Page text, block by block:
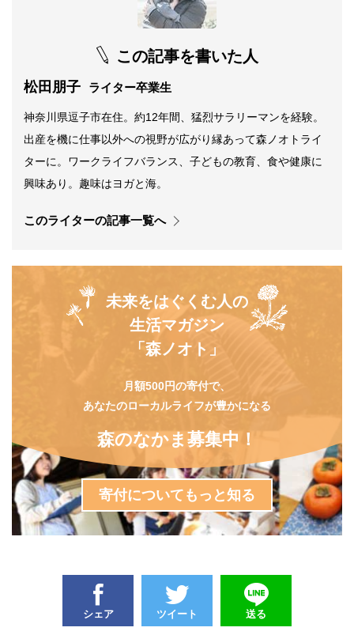
この記事を書いた人
松田朋子 ライター卒業生
神奈川県逗子市在住。約12年間、猛烈サラリーマンを経験。
出産を機に仕事以外への視野が広がり縁あって森ノオトライ
ターに。ワークライフバランス、子どもの教育、食や健康に
興味あり。趣味はヨガと海。
このライターの記事一覧へ
未来をはぐくむ人の
生活マガジン
「森ノオト」
月額500円の寄付で、
あなたのローカルライフが豊かになる
森のなかま募集中！
寄付についてもっと知る
シェア ツイート 送る